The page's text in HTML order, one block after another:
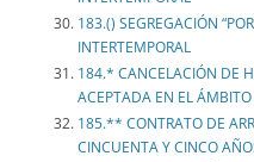
183.() SEGREGACIÓN
INTERTEMPORAL
184.* CANCELACIÓN DE
ACEPTADA EN EL ÁMBITO
185.** CONTRATO DE
CINCUENTA Y CINCO